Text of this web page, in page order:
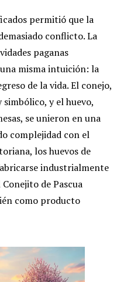
permitió que la
conflicto. La
paganas
misma intuición: la
de la vida. El conejo,
y el huevo,
se unieron en una
complejidad con el
los huevos de
industrialmente
de Pascua
como producto